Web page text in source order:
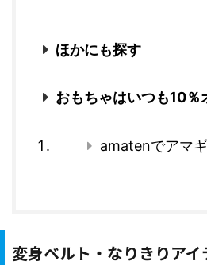
ほかにも探す
おもちゃはいつも10％
amatenでアマ
変身ベルト・なりきりアイ